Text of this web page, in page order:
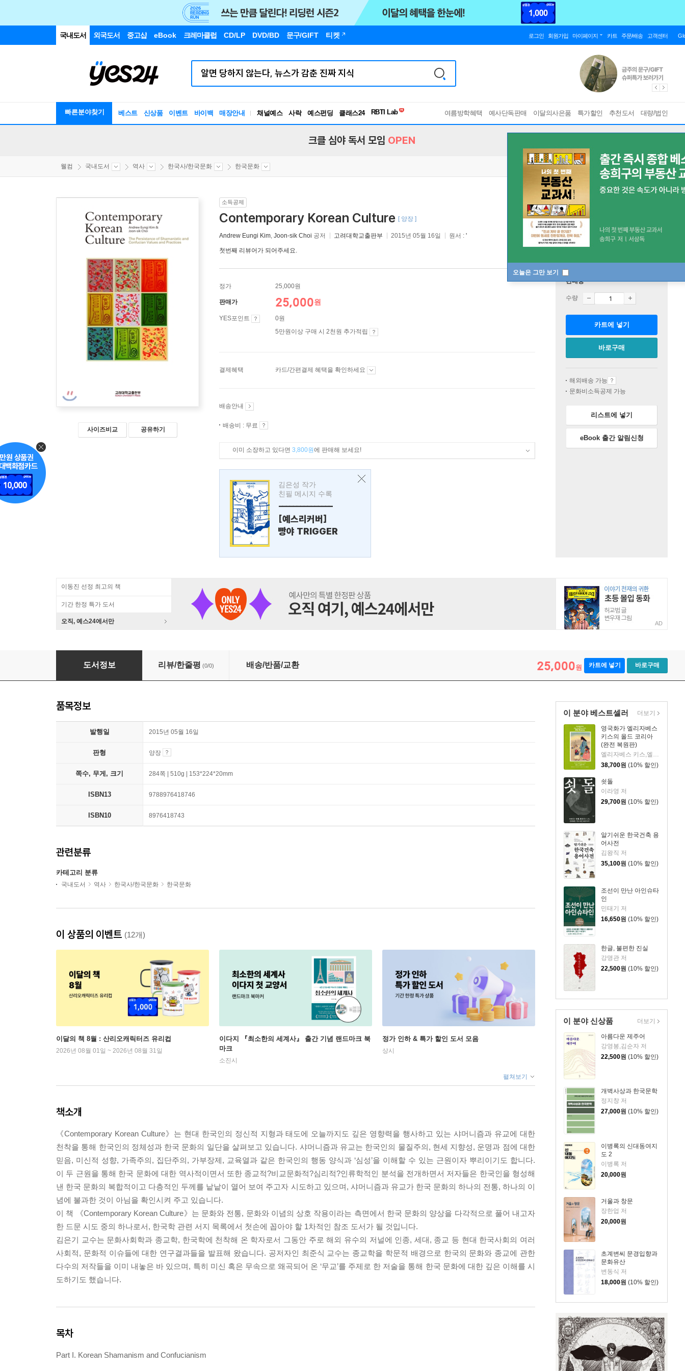
국내도서 외국도서 중고샵 eBook 크레마클럽 CD/LP DVD/BD 문구/GIFT 티켓 로그인 회원가입 마이페이지 카트 주문/배송 고객센터
빠른분야찾기 베스트 신상품 이벤트 바이백 매장안내 채널예스 사락 예스펀딩 클래스24
독서유형검사
여름방학혜택 예사단독판매 이달의사은품 특가할인 추천도서 대량/법인
오늘은 그만 보기
크클 심야 독서 모임 OPEN
웰컴 국내도서 역사 한국사/한국문화 한국문화
사이즈비교 공유하기
소득공제
Contemporary Korean Culture [ 양장 ]
Andrew Eungi Kim, Joon-sik Choi 공저 고려대학교출판부 2015년 05월 16일 원서 : '
첫번째 리뷰어가 되어주세요.
정가 25,000원
판매가 25,000원
YES포인트
0원
5만원이상 구매 시 2천원 추가적립
결제혜택 카드/간편결제 혜택을 확인하세요
배송안내
배송비 : 무료
이미 소장하고 있다면 3,800원에 판매해 보세요!
김은성 작가
친필 메시지 수록
---------------
[예스리커버]
빵야 TRIGGER
판매중
수량
카트에 넣기
바로구매
해외배송 가능
문화비소득공제 가능
리스트에 넣기
eBook 출간 알림신청
이동진 선정 최고의 책
기간 한정 특가 도서
오직, 예스24에서만 AD
Contemporary Korean Culture
도서정보 리뷰/한줄평 (0/0) 배송/반품/교환 25,000원 카트에 넣기 바로구매
이 분야 베스트셀러
영국화가 엘리자베스
키스의 올드 코리아
(완전 복원판)
엘리자베스 키스,엘스펫 키스 로버트슨 스콧 저/송영달 역
38,700원 (10% 할인)
쇳돌
이라영 저
29,700원 (10% 할인)
알기쉬운 한국건축 용
어사전
김왕직 저
35,100원 (10% 할인)
조선이 만난 아인슈타
인
민태기 저
16,650원 (10% 할인)
한글, 불편한 진실
강명관 저
22,500원 (10% 할인)
더보기
이 분야 신상품
아름다운 제주어
강영봉,김순자 저
22,500원 (10% 할인)
개벽사상과 한국문학
정지창 저
27,000원 (10% 할인)
이병록의 신대동여지
도 2
이병록 저
20,000원
거울과 창문
장한업 저
20,000원
초계변씨 문경입향과
문화유산
변동식 저
18,000원 (10% 할인)
더보기
품목정보
발행일 2015년 05월 16일
판형 양장
쪽수, 무게, 크기 284쪽 | 510g | 153*224*20mm
ISBN13 9788976418746
ISBN10 8976418743
관련분류
카테고리 분류
국내도서 역사 한국사/한국문화 한국문화
이 상품의 이벤트 (12개)
이달의 책 8월 : 산리오캐릭터즈 유리컵
2026년 08월 01일 ~ 2026년 08월 31일
이다지 『최소한의 세계사』 출간 기념 랜드마크 북
마크
소진시
정가 인하 & 특가 할인 도서 모음
상시
펼쳐보기
책소개
《Contemporary Korean Culture》는 현대 한국인의 정신적 지형과 태도에 오늘까지도 깊은 영향력을 행사하고 있는 샤머니즘과 유교에 대한
천착을 통해 한국인의 정체성과 한국 문화의 일단을 살펴보고 있습니다. 샤머니즘과 유교는 한국인의 물질주의, 현세 지향성, 운명과 점에 대한
믿음, 미신적 성향, 가족주의, 집단주의, 가부장제, 교육열과 같은 한국인의 행동 양식과 ‘심성’을 이해할 수 있는 근원이자 뿌리이기도 합니다.
이 두 근원을 통해 한국 문화에 대한 역사적이면서 또한 종교적?비교문화적?심리적?인류학적인 분석을 전개하면서 저자들은 한국인을 형성해
낸 한국 문화의 복합적이고 다층적인 두께를 낱낱이 열어 보여 주고자 시도하고 있으며, 샤머니즘과 유교가 한국 문화의 하나의 전통, 하나의 이
념에 불과한 것이 아님을 확인시켜 주고 있습니다.
이 책 《Contemporary Korean Culture》는 문화와 전통, 문화와 이념의 상호 작용이라는 측면에서 한국 문화의 양상을 다각적으로 풀어 내고자
한 드문 시도 중의 하나로서, 한국학 관련 서지 목록에서 첫손에 꼽아야 할 1차적인 참조 도서가 될 것입니다.
김은기 교수는 문화사회학과 종교학, 한국학에 천착해 온 학자로서 그동안 주로 해외 유수의 저널에 인종, 세대, 종교 등 현대 한국사회의 여러
사회적, 문화적 이슈들에 대한 연구결과들을 발표해 왔습니다. 공저자인 최준식 교수는 종교학을 학문적 배경으로 한국의 문화와 종교에 관한
다수의 저작들을 이미 내놓은 바 있으며, 특히 미신 혹은 무속으로 왜곡되어 온 ‘무교’를 주제로 한 저술을 통해 한국 문화에 대한 깊은 이해를 시
도하기도 했습니다.
목차
Part I. Korean Shamanism and Confucianism